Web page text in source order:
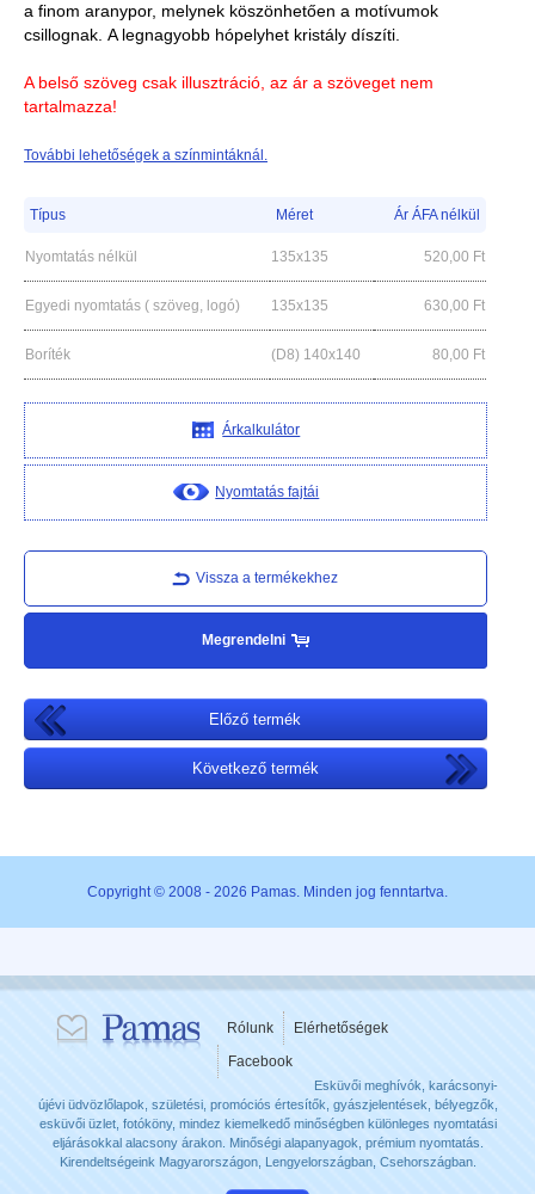
a finom aranypor, melynek köszönhetően a motívumok
csillognak. A legnagyobb hópelyhet kristály díszíti.
A belső szöveg csak illusztráció, az ár a szöveget nem
tartalmazza!
További lehetőségek a színmintáknál.
Típus Méret Ár ÁFA nélkül
Nyomtatás nélkül 135x135 520,00 Ft
Egyedi nyomtatás ( szöveg, logó) 135x135 630,00 Ft
Boríték (D8) 140x140 80,00 Ft
Árkalkulátor
Nyomtatás fajtái
Vissza a termékekhez
Megrendelni
Előző termék
Következő termék
Copyright © 2008 - 2026 Pamas. Minden jog fenntartva.
Rólunk
Elérhetőségek
Facebook
Esküvői meghívók, karácsonyi-
újévi üdvözlőlapok, születési, promóciós értesítők, gyászjelentések, bélyegzők,
esküvői üzlet, fotóköny, mindez kiemelkedő minőségben különleges nyomtatási
eljárásokkal alacsony árakon. Minőségi alapanyagok, prémium nyomtatás.
Kirendeltségeink Magyarországon, Lengyelországban, Csehországban.